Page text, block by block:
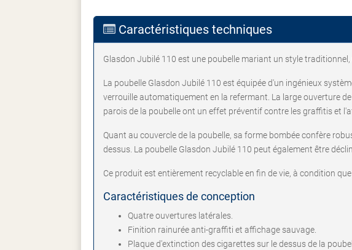
Caractéristiques techniques
Glasdon Jubilé 110 est une poubelle mariant un style
La poubelle Glasdon Jubilé 110 est équipée d'un ingénieux
verrouille automatiquement en la refermant. La large ouverture
parois de la poubelle ont un effet préventif contre les graffitis et
Quant au couvercle de la poubelle, sa forme bombée confère
dessus. La poubelle Glasdon Jubilé 110 peut également être
Ce produit est entièrement recyclable en fin de vie, à condition
Caractéristiques de conception
Quatre ouvertures latérales.
Finition rainurée anti-graffiti et affichage sauvage.
Plaque d'extinction des cigarettes sur le dessus de la